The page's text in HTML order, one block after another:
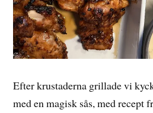
Efter krustaderna grillade vi
med en magisk sås, med recept